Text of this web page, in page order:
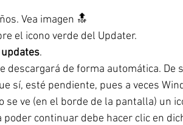
Vea imagen 🔝
el icono verde del Updater.
.
descargará de forma automática. De
sí, esté pendiente, pues a veces
ve (en el borde de la pantalla) un
continuar debe hacer clic en